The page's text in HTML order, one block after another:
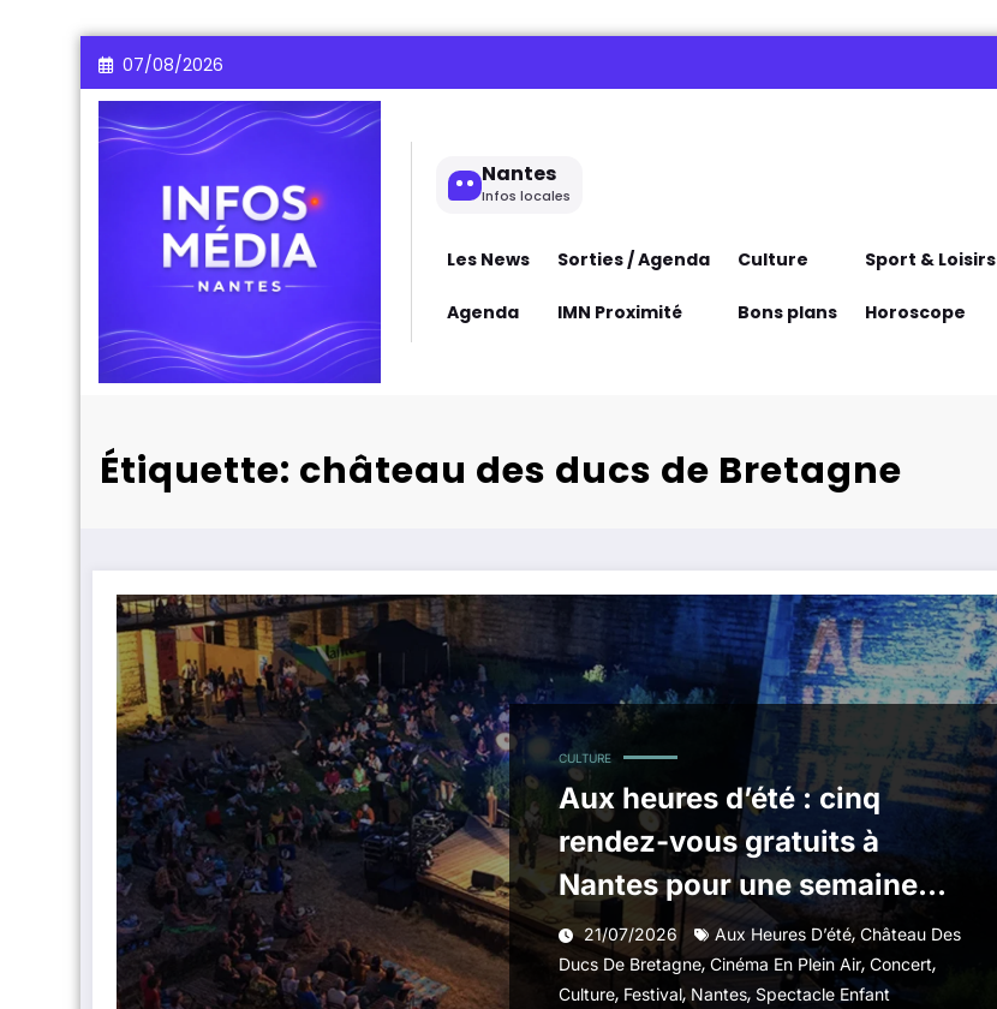
Aller
au
contenu
07/08/2026
Nantes
Infos locales
Les News Sorties / Agenda Culture Sport & Loisirs
Agenda IMN Proximité Bons plans Horoscope
Étiquette: château des ducs de Bretagne
CULTURE
Aux heures d’été : cinq
rendez-vous gratuits à
Nantes pour une semaine
entre musiques, cinéma et
littérature
21/07/2026 Aux Heures D’été, Château Des
Ducs De Bretagne,Cinéma En Plein Air, Concert,
Culture, Festival, Nantes, Spectacle Enfant